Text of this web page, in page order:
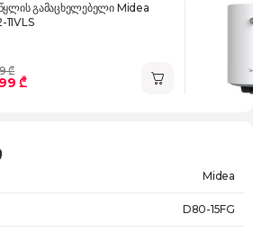
გამაცხელებელი Midea
11VLS
₾
₾
Midea
D80-15FG